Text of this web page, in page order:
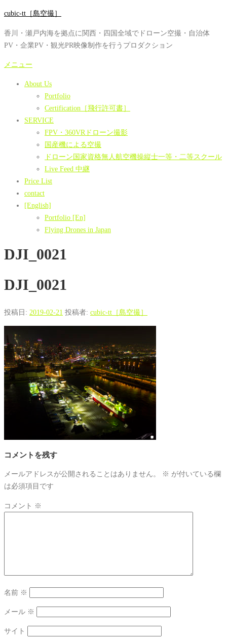
コ
テ
ン
ツ
cubic-tt［島空撮］
香川・瀬戸内海を拠点に関西・四国全域でドローン空撮・自治体
PV・企業PV・観光PR映像制作を行うプロダクション
メニュー
About Us
Portfolio
Certification［飛行許可書］
SERVICE
FPV・360VRドローン撮影
国産機による空撮
ドローン国家資格無人航空機操縦士一等・二等スクール
Live Feed 中継
Price List
contact
[English]
Portfolio [En]
Flying Drones in Japan
DJI_0021
DJI_0021
投稿日: 2019-02-21 投稿者: cubic-tt［島空撮］
コメントを残す
メールアドレスが公開されることはありません。 ※ が付いている欄
は必須項目です
コメント ※
名前 ※
メール ※
サイト